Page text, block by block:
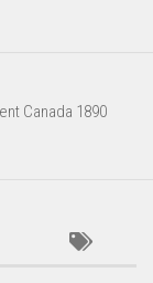
Canada 1890